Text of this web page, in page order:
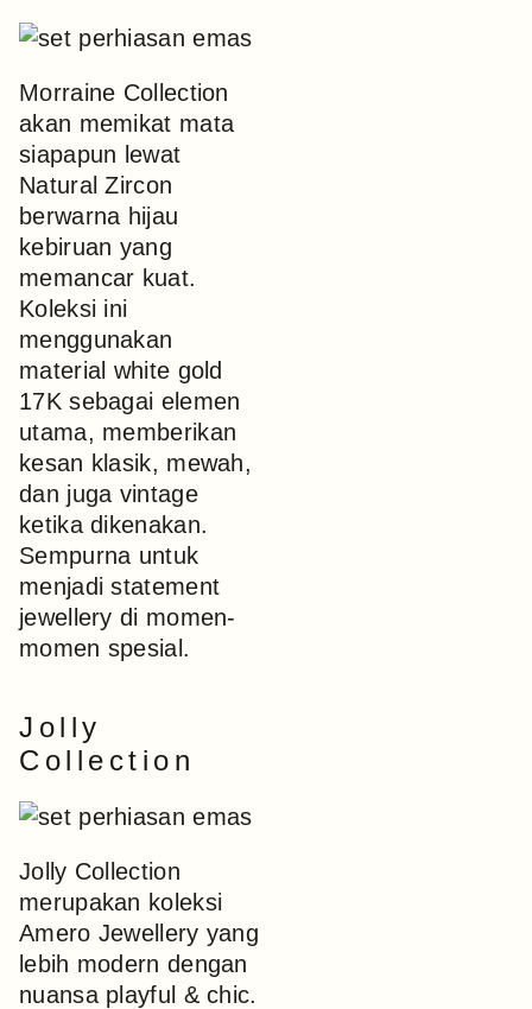
Morraine Collection
akan memikat mata
siapapun lewat
Natural Zircon
berwarna hijau
kebiruan yang
memancar kuat.
Koleksi ini
menggunakan
material white gold
17K sebagai elemen
utama, memberikan
kesan klasik, mewah,
dan juga vintage
ketika dikenakan.
Sempurna untuk
menjadi statement
jewellery di momen-
momen spesial.
Jolly
Collection
Jolly Collection
merupakan koleksi
Amero Jewellery yang
lebih modern dengan
nuansa playful & chic.